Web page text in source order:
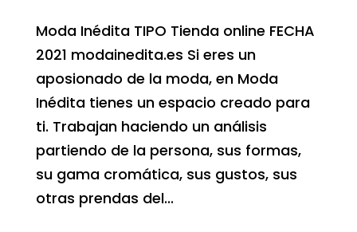
Moda Inédita TIPO Tienda online FECHA
2021 modainedita.es Si eres un
aposionado de la moda, en Moda
Inédita tienes un espacio creado para
ti. Trabajan haciendo un análisis
partiendo de la persona, sus formas,
su gama cromática, sus gustos, sus
otras prendas del...